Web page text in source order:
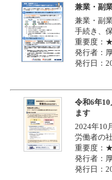
兼業・副
兼業・副
手続き、
重要度
発行者：
発行日：
令和6年
ます
2024年10
労働者の
重要度
発行者：
発行日：